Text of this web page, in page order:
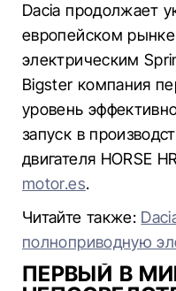
Dacia продолжает
европейском
электрическим
Bigster компания
уровень
запуск в
двигателя HORSE
motor.es.
Читайте также:
полноприводную
ПЕРВЫЙ В